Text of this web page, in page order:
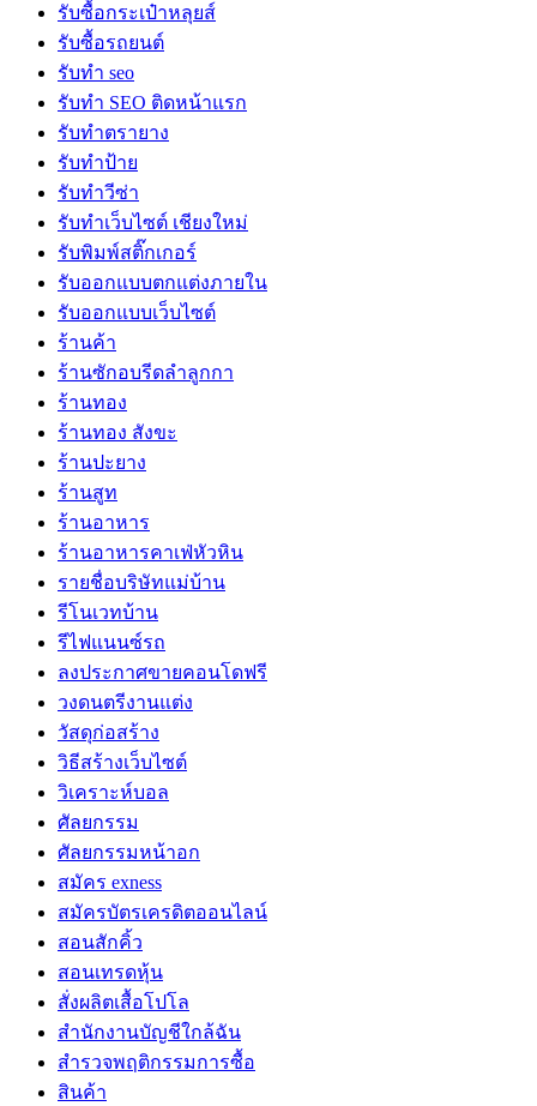
รับซื้อกระเป๋าหลุยส์
รับซื้อรถยนต์
รับทำ seo
รับทำ SEO ติดหน้าแรก
รับทำตรายาง
รับทำป้าย
รับทำวีซ่า
รับทำเว็บไซต์ เชียงใหม่
รับพิมพ์สติ๊กเกอร์
รับออกแบบตกแต่งภายใน
รับออกแบบเว็บไซต์
ร้านค้า
ร้านซักอบรีดลำลูกกา
ร้านทอง
ร้านทอง สังขะ
ร้านปะยาง
ร้านสูท
ร้านอาหาร
ร้านอาหารคาเฟ่หัวหิน
รายชื่อบริษัทแม่บ้าน
รีโนเวทบ้าน
รีไฟแนนซ์รถ
ลงประกาศขายคอนโดฟรี
วงดนตรีงานแต่ง
วัสดุก่อสร้าง
วิธีสร้างเว็บไซต์
วิเคราะห์บอล
ศัลยกรรม
ศัลยกรรมหน้าอก
สมัคร exness
สมัครบัตรเครดิตออนไลน์
สอนสักคิ้ว
สอนเทรดหุ้น
สั่งผลิตเสื้อโปโล
สำนักงานบัญชีใกล้ฉัน
สำรวจพฤติกรรมการซื้อ
สินค้า